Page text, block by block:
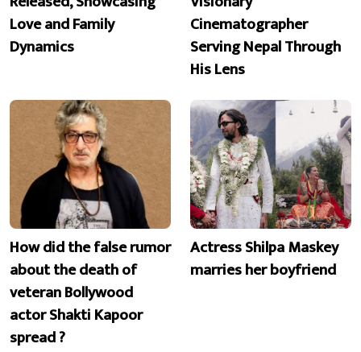
Love and Family
Dynamics
Cinematographer
Serving Nepal Through
His Lens
How did the false rumor
about the death of
veteran Bollywood
actor Shakti Kapoor
spread ?
Actress Shilpa Maskey
marries her boyfriend